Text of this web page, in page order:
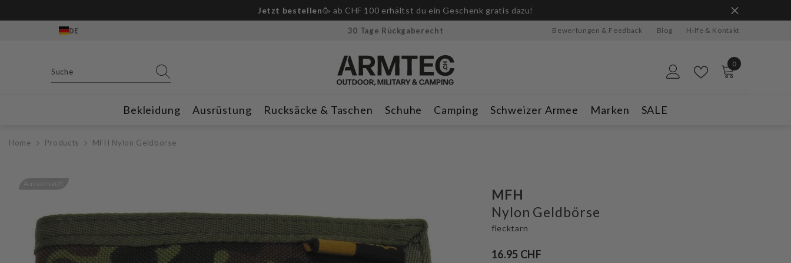
Gratis Outdoor-Messer ab CHF 250.– Bestellwert! 🔪Nur für kurze Zeit & solange Vorrat reicht.
DE 30 Tage Rückgaberecht Bewertungen & Feedback Blog Hilfe & Kontakt
0
0
Bekleidung Ausrüstung Rucksäcke & Taschen Schuhe Camping Schweizer Armee Marken SALE
Home Products MFH Nylon Geldbörse
Ausverkauft
MFH
Nylon Geldbörse
flecktarn
16.95 CHF